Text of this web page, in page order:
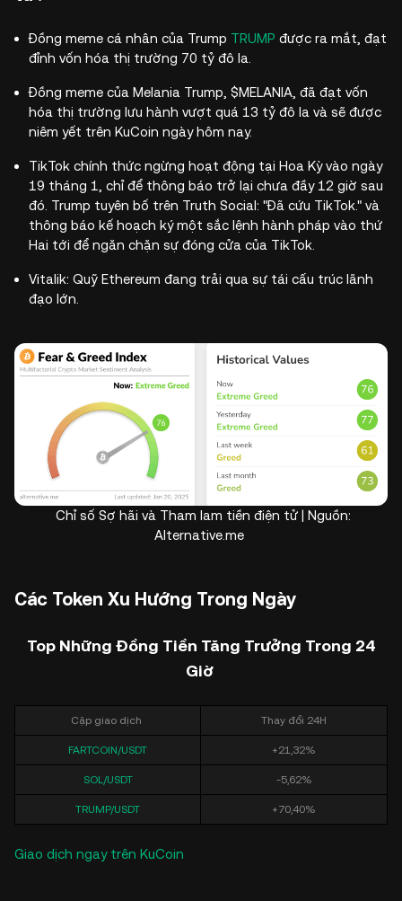
Đồng meme cá nhân của Trump TRUMP được ra mắt, đạt
đỉnh vốn hóa thị trường 70 tỷ đô la.
Đồng meme của Melania Trump, $MELANIA, đã đạt vốn
hóa thị trường lưu hành vượt quá 13 tỷ đô la và sẽ được
niêm yết trên KuCoin ngày hôm nay.
TikTok chính thức ngừng hoạt động tại Hoa Kỳ vào ngày
19 tháng 1, chỉ để thông báo trở lại chưa đầy 12 giờ sau
đó. Trump tuyên bố trên Truth Social: "Đã cứu TikTok." và
thông báo kế hoạch ký một sắc lệnh hành pháp vào thứ
Hai tới để ngăn chặn sự đóng cửa của TikTok.
Vitalik: Quỹ Ethereum đang trải qua sự tái cấu trúc lãnh
đạo lớn.
Chỉ số Sợ hãi và Tham lam tiền điện tử | Nguồn:
Alternative.me
Các Token Xu Hướng Trong Ngày
Top Những Đồng Tiền Tăng Trưởng Trong 24
Giờ
Cặp giao dịch Thay đổi 24H
FARTCOIN/USDT +21,32%
SOL/USDT -5,62%
TRUMP/USDT +70,40%
Giao dịch ngay trên KuCoin